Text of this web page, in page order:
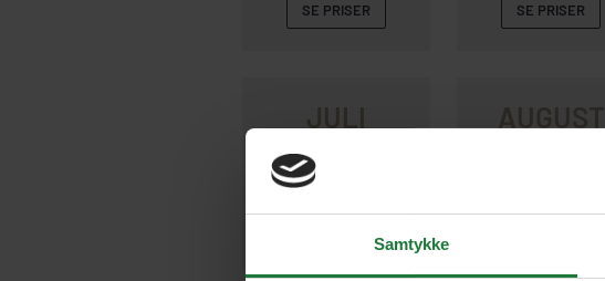
Samtykke
SE PRISER SE PRISER
JULI
2027
fra kr. 25.595
AUGUST